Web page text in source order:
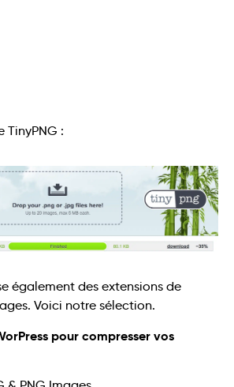
TinyPNG :
également des extensions de
Voici notre sélection.
pour compresser vos